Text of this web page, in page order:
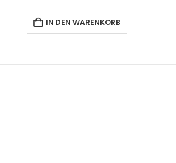
IN DEN WARENKORB